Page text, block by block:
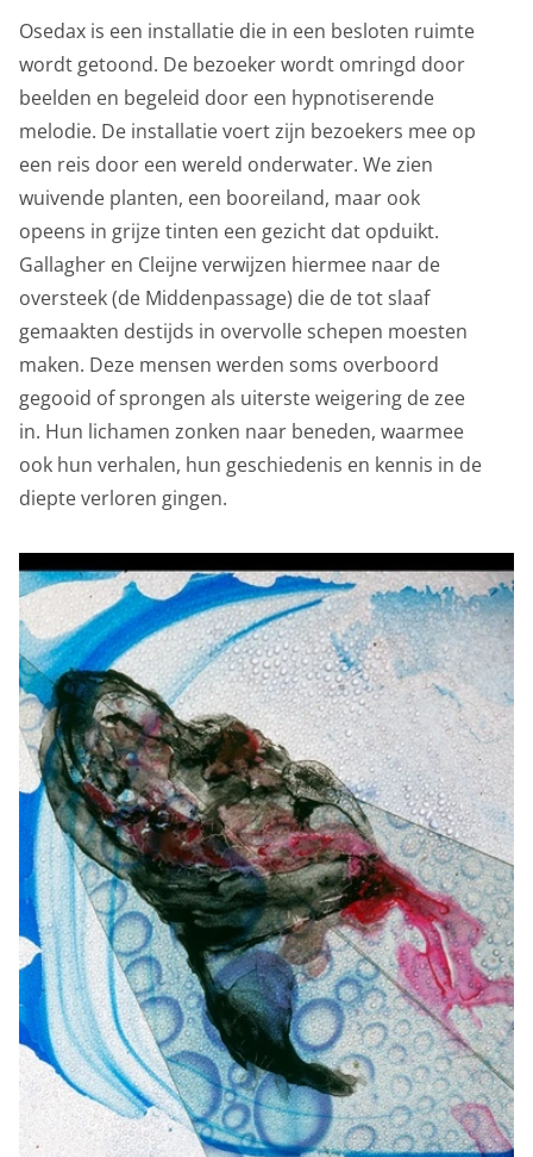
Osedax is een installatie die in een besloten ruimte
wordt getoond. De bezoeker wordt omringd door
beelden en begeleid door een hypnotiserende
melodie. De installatie voert zijn bezoekers mee op
een reis door een wereld onderwater. We zien
wuivende planten, een booreiland, maar ook
opeens in grijze tinten een gezicht dat opduikt.
Gallagher en Cleijne verwijzen hiermee naar de
oversteek (de Middenpassage) die de tot slaaf
gemaakten destijds in overvolle schepen moesten
maken. Deze mensen werden soms overboord
gegooid of sprongen als uiterste weigering de zee
in. Hun lichamen zonken naar beneden, waarmee
ook hun verhalen, hun geschiedenis en kennis in de
diepte verloren gingen.
Privacy opties
Dankzij cookies hoef je niet steeds dezelfde
informatie in te voeren wanneer je onze site bekijkt.
Ze geven ons ook inzicht hoe je onze site bekijkt. Zo
kunnen wij deze steeds beter maken.
Functionele cookies
Functionele cookies zijn nodig om de website goed te
laten functioneren. Voor het opslaan van de privacy
voorkeur, het maken van een boeking en dergelijke
acties zijn deze cookies noodzakelijk.
Functionele cookies
Analytische cookies
Met de analyserende cookies doen we kennis op. Deze
informatie gebruiken we om onze sites elke dag weer
een beetje beter te maken. Het bezoekgedrag wordt
anoniem in beeld gebracht. Maakt opslag mogelijk die